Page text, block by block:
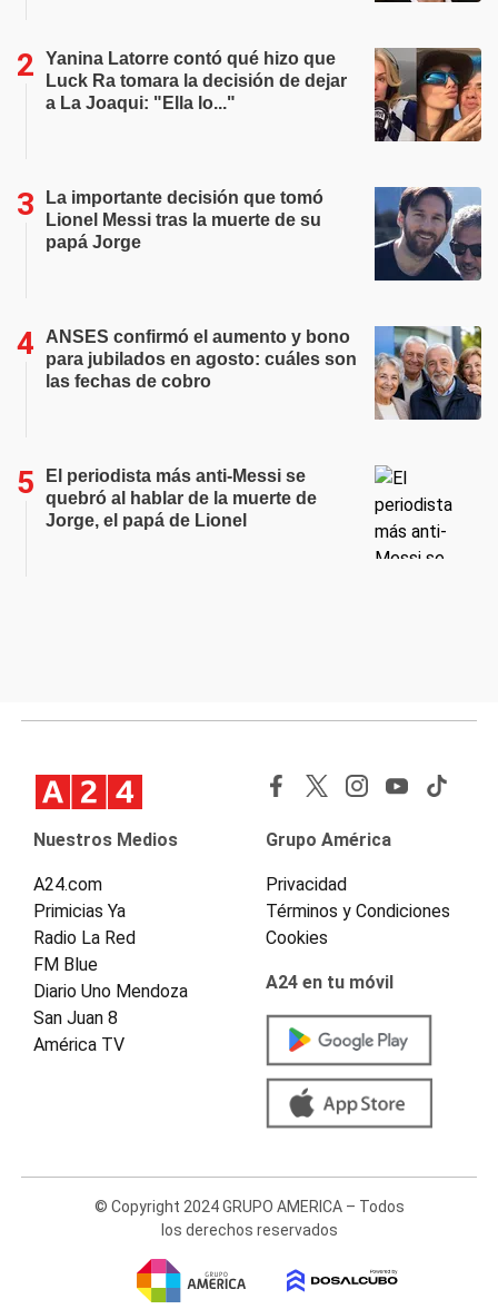
Yanina Latorre contó qué hizo que
Luck Ra tomara la decisión de dejar
a La Joaqui: "Ella lo..."
La importante decisión que tomó
Lionel Messi tras la muerte de su
papá Jorge
ANSES confirmó el aumento y bono
para jubilados en agosto: cuáles son
las fechas de cobro
El periodista más anti-Messi se
quebró al hablar de la muerte de
Jorge, el papá de Lionel
Nuestros Medios
A24.com
Primicias Ya
Radio La Red
FM Blue
Diario Uno Mendoza
San Juan 8
América TV
Grupo América
Privacidad
Términos y Condiciones
Cookies
A24 en tu móvil
© Copyright 2024 GRUPO AMERICA – Todos
los derechos reservados